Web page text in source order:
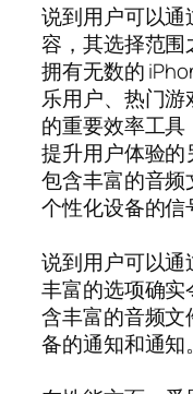
说到用户可以通
容，其选择范
拥有无数的
乐用户、热门
的重要效率工
提升用户体验
包含丰富的音
个性化设备的信
说到用户可以
丰富的选项确
含丰富的音频
备的通知和通知。